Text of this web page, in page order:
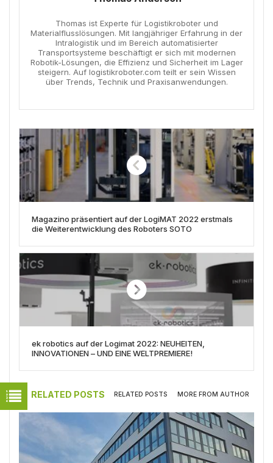
Thomas ist Experte für Logistikroboter und
Materialflusslösungen. Mit langjähriger Erfahrung in der
Intralogistik und im Bereich automatisierter
Transportsysteme beschäftigt er sich mit modernen
Robotik-Lösungen, die Effizienz und Sicherheit im Lager
steigern. Auf logistikroboter.com teilt er sein Wissen
über Trends, Technik und Praxisanwendungen.
Magazino präsentiert auf der LogiMAT 2022 erstmals
die Weiterentwicklung des Roboters SOTO
ek robotics auf der Logimat 2022: NEUHEITEN,
INNOVATIONEN – UND EINE WELTPREMIERE!
RELATED POSTS RELATED POSTS MORE FROM AUTHOR